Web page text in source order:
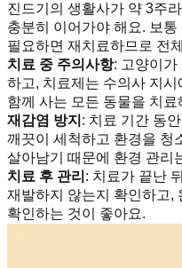
진드기의 생활사가 약 3주
충분히 이어가야 해요. 보
필요하면 재치료하므로 전
치료 중 주의사항: 고양이가
하고, 치료제는 수의사 지
함께 사는 모든 동물을 치
재감염 방지 : 치료 기간 동
깨끗이 세척하고 환경을 청
살아남기 때문에 환경 관리
치료 후 관리 : 치료가 끝난
재발하지 않는지 확인하고,
확인하는 것이 좋아요.